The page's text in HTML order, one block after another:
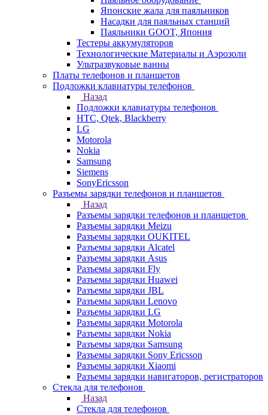
Японские жала для паяльников
Насадки для паяльных станций
Паяльники GOOT, Япония
Тестеры аккумуляторов
Технологические Материалы и Аэрозоли
Ультразвуковые ванны
Платы телефонов и планшетов
Подложки клавиатуры телефонов
Назад
Подложки клавиатуры телефонов
HTC, Qtek, Blackberry
LG
Motorola
Nokia
Samsung
Siemens
SonyEricsson
Разъемы зарядки телефонов и планшетов
Назад
Разъемы зарядки телефонов и планшетов
Разъемы зарядки Meizu
Разъемы зарядки OUKITEL
Разъемы зарядки Alcatel
Разъемы зарядки Asus
Разъемы зарядки Fly
Разъемы зарядки Huawei
Разъемы зарядки JBL
Разъемы зарядки Lenovo
Разъемы зарядки LG
Разъемы зарядки Motorola
Разъемы зарядки Nokia
Разъемы зарядки Samsung
Разъемы зарядки Sony Ericsson
Разъемы зарядки Xiaomi
Разъемы зарядки навигаторов, регистраторов
Стекла для телефонов
Назад
Стекла для телефонов